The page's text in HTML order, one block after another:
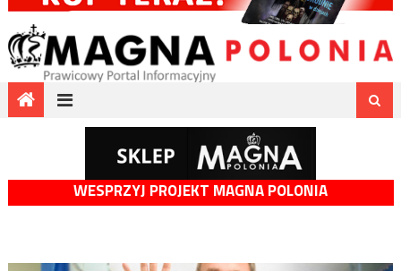
WESPRZYJ PROJEKT MAGNA POLONIA